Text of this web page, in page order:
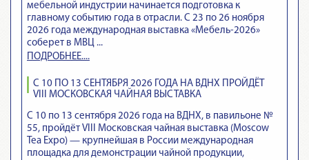
мебельной индустрии начинается подготовка к
главному событию года в отрасли. С 23 по 26 ноября
2026 года международная выставка «Мебель-2026»
соберет в МВЦ ...
ПОДРОБНЕЕ....
С 10 ПО 13 СЕНТЯБРЯ 2026 ГОДА НА ВДНХ ПРОЙДЁТ
VIII МОСКОВСКАЯ ЧАЙНАЯ ВЫСТАВКА
С 10 по 13 сентября 2026 года на ВДНХ, в павильоне №
55, пройдёт VIII Московская чайная выставка (Moscow
Tea Expo) — крупнейшая в России международная
площадка для демонстрации чайной продукции,